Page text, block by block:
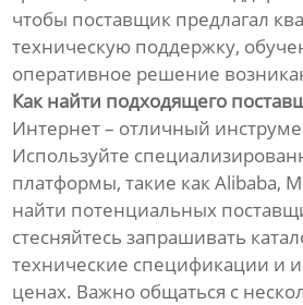
чтобы поставщик предлагал
техническую поддержку,
оперативное решение
Как найти подходящего
Интернет – отличный
Используйте
платформы, такие как Alibaba,
найти потенциальных
стесняйтесь запрашивать
технические спецификации и
ценах. Важно общаться с